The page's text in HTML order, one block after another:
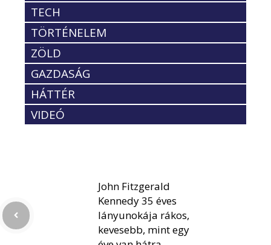
TECH
TÖRTÉNELEM
ZÖLD
GAZDASÁG
HÁTTÉR
VIDEÓ
John Fitzgerald
Kennedy 35 éves
lányunokája rákos,
kevesebb, mint egy